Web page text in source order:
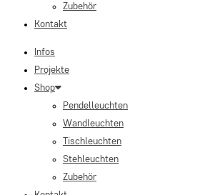
Zubehör
Kontakt
Infos
Projekte
Shop
Pendelleuchten
Wandleuchten
Tischleuchten
Stehleuchten
Zubehör